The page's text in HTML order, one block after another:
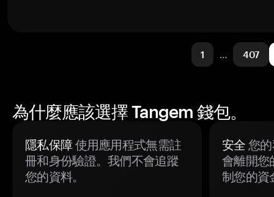
1 … 407
為什麼應該選擇 Tangem 錢包。
隱私保障使用應用程式無需註
冊和身份驗證。我們不會追蹤
您的資料。
安全 您
會離開您
制您的資